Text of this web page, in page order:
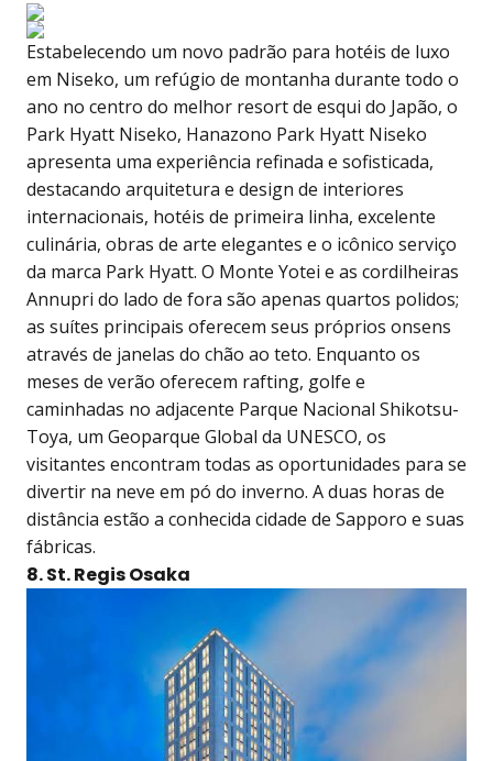
Estabelecendo um novo padrão para hotéis de luxo
em Niseko, um refúgio de montanha durante todo o
ano no centro do melhor resort de esqui do Japão, o
Park Hyatt Niseko, Hanazono Park Hyatt Niseko
apresenta uma experiência refinada e sofisticada,
destacando arquitetura e design de interiores
internacionais, hotéis de primeira linha, excelente
culinária, obras de arte elegantes e o icônico serviço
da marca Park Hyatt. O Monte Yotei e as cordilheiras
Annupri do lado de fora são apenas quartos polidos;
as suítes principais oferecem seus próprios onsens
através de janelas do chão ao teto. Enquanto os
meses de verão oferecem rafting, golfe e
caminhadas no adjacente Parque Nacional Shikotsu-
Toya, um Geoparque Global da UNESCO, os
visitantes encontram todas as oportunidades para se
divertir na neve em pó do inverno. A duas horas de
distância estão a conhecida cidade de Sapporo e suas
fábricas.
8. St. Regis Osaka